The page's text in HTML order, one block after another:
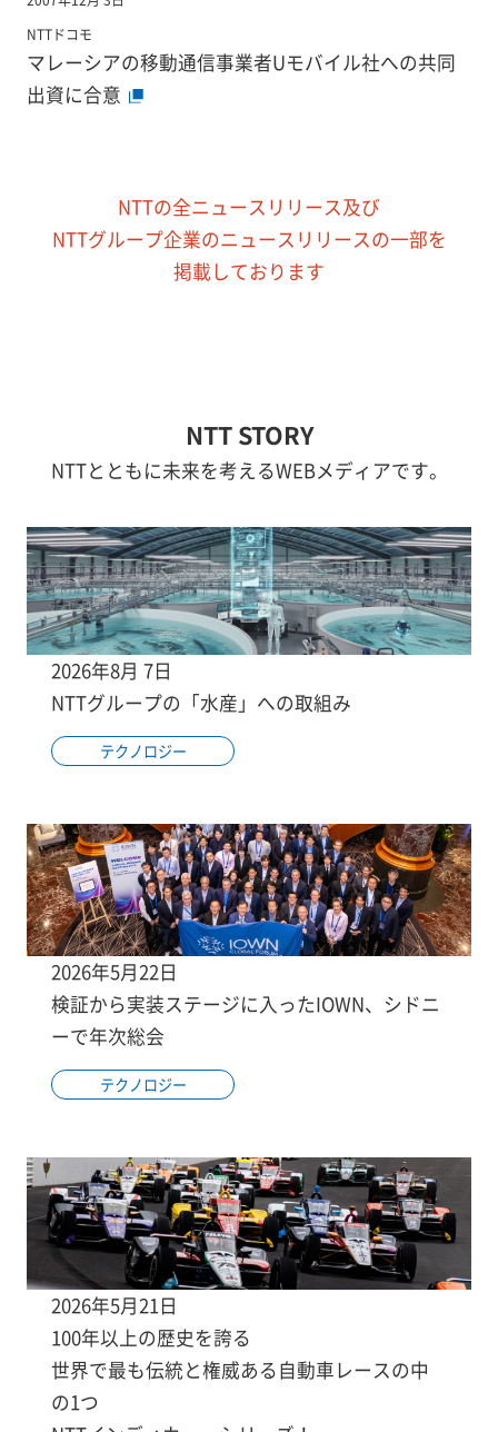
NTTドコモ
マレーシアの移動通信事業者Uモバイル社への共同
出資に合意
NTTの全ニュースリリース及び
NTTグループ企業のニュースリリースの一部を
掲載しております
NTT STORY
NTTとともに未来を考えるWEBメディアです。
2026年8月 7日
NTTグループの「水産」への取組み
テクノロジー
2026年5月22日
検証から実装ステージに入ったIOWN、シドニ
ーで年次総会
テクノロジー
2026年5月21日
100年以上の歴史を誇る
世界で最も伝統と権威ある自動車レースの中
の1つ